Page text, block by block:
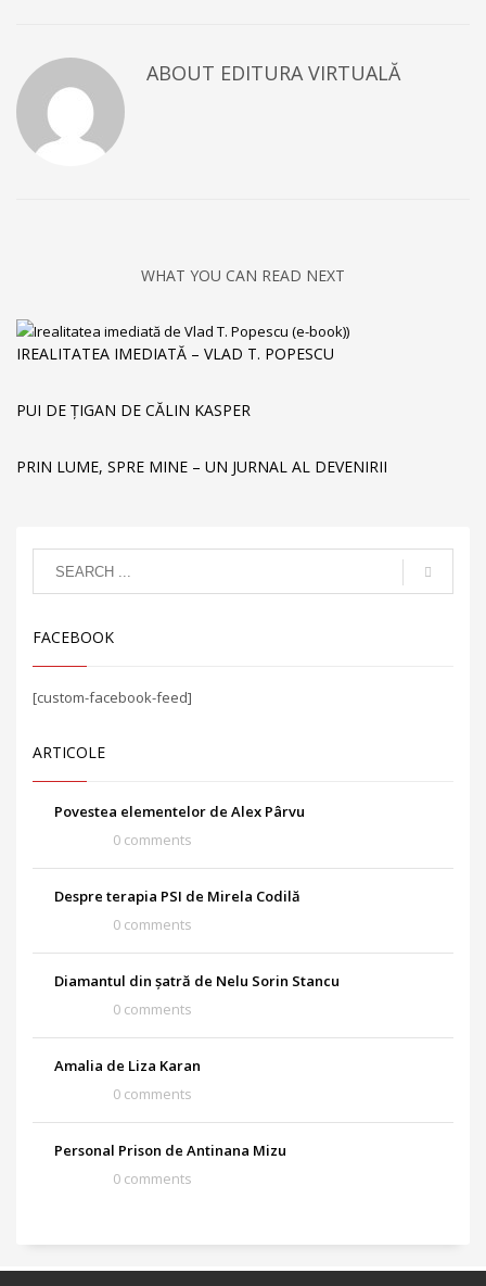
ABOUT EDITURA VIRTUALĂ
WHAT YOU CAN READ NEXT
IREALITATEA IMEDIATĂ – VLAD T. POPESCU
PUI DE ȚIGAN DE CĂLIN KASPER
PRIN LUME, SPRE MINE – UN JURNAL AL DEVENIRII
FACEBOOK
[custom-facebook-feed]
ARTICOLE
Povestea elementelor de Alex Pârvu
0 comments
Despre terapia PSI de Mirela Codilă
0 comments
Diamantul din șatră de Nelu Sorin Stancu
0 comments
Amalia de Liza Karan
0 comments
Personal Prison de Antinana Mizu
0 comments